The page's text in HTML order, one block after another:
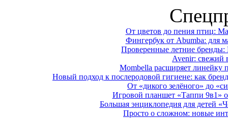
От цветов до пения птиц:
Фингербук от Abumba: для
Проверенные летние
Avenir: свежий
Mombella расширяет линейку
Новый подход к послеродовой гигиене: как
От «дикого зелёного» до
Игровой планшет «Таппи 9в1»
Большая энциклопедия для детей
Просто о сложном: новые